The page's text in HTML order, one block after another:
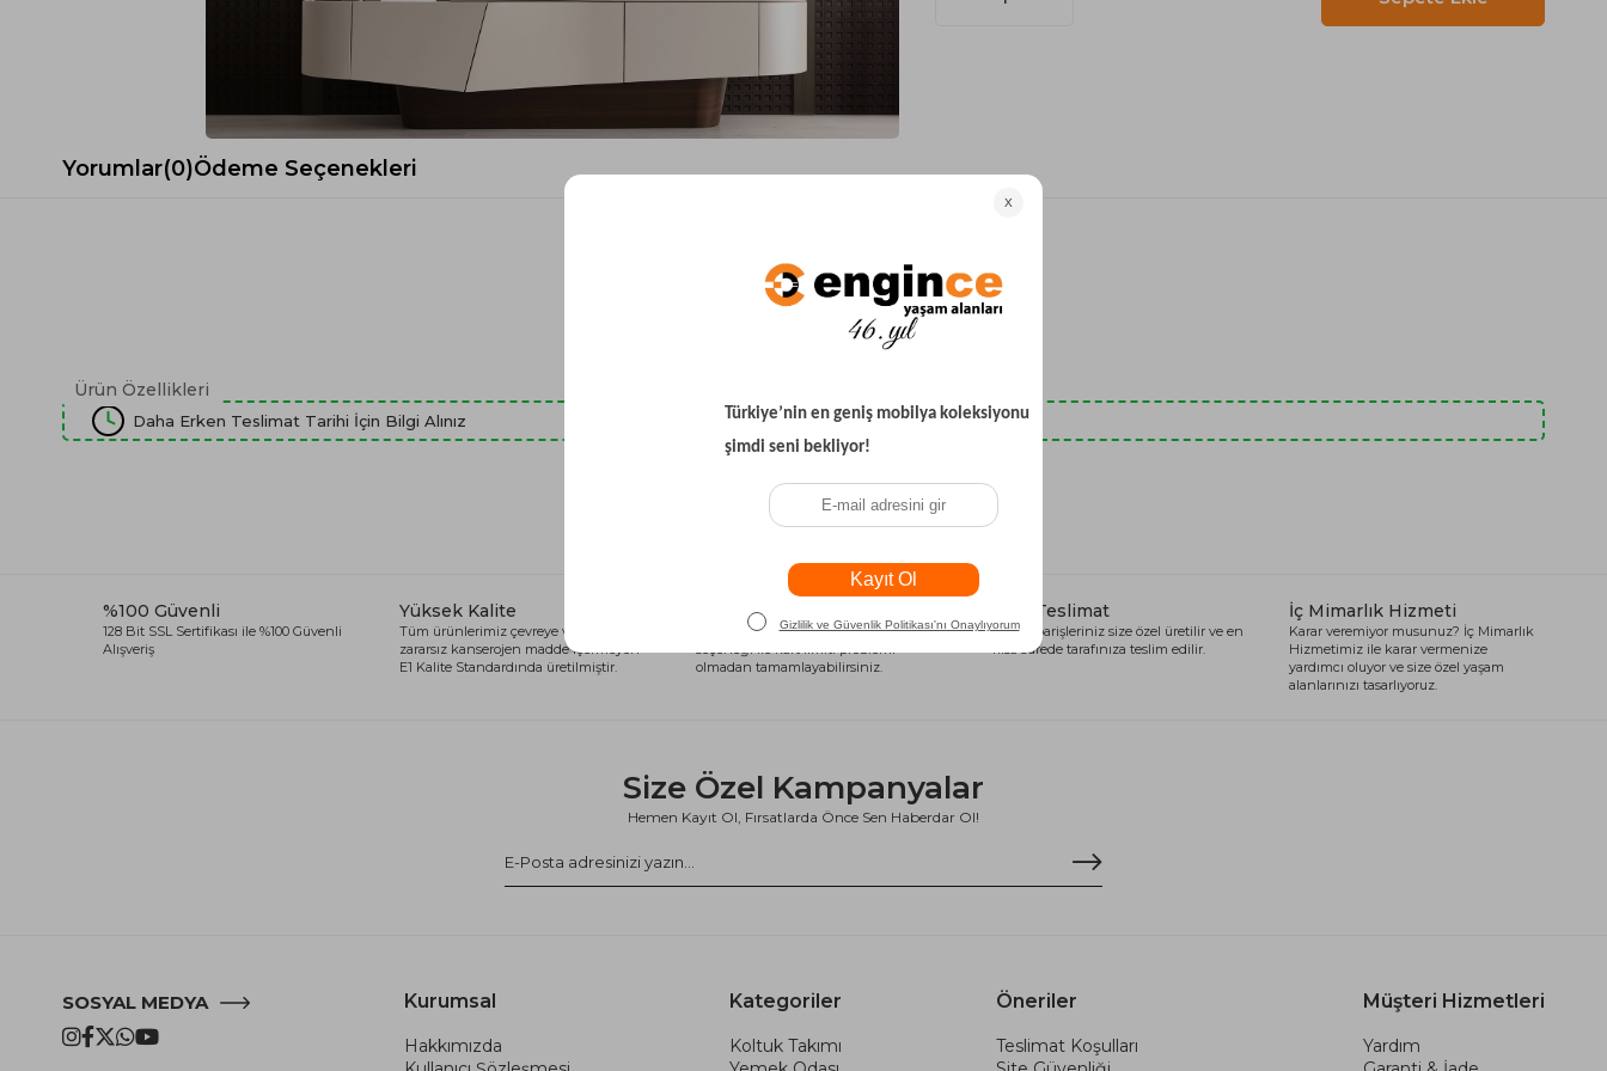
Büro Koltuk Takımı
Ev Tekstili
Beyaz TV Ünitesi
Siyah TV Ünitesi
Şömineli TV Ünitesi
Dresuar
Modern Köşe Koltuk
Ekonomik Köşe Koltuk
Yorumlar(0)Ödeme Seçenekleri
Ürün Özellikleri
Daha Erken Teslimat Tarihi İçin Bilgi Alınız
Son Baktıklarınız
%100 Güvenli
128 Bit SSL Sertifikası ile %100 Güvenli
Alışveriş
Yüksek Kalite
Tüm ürünlerimiz çevreye ve sağlığa
zararsız kanserojen madde içermeyen
E1 Kalite Standardında üretilmiştir.
Alışveriş Kredisi
Siparişlerinizi anında alışveriş kredisi
seçeneği ile kart limiti problemi
olmadan tamamlayabilirsiniz.
Hızlı Teslimat
Tüm siparişleriniz size özel üretilir ve en
kısa sürede tarafınıza teslim edilir.
İç Mimarlık Hizmeti
Karar veremiyor musunuz? İç Mimarlık
Hizmetimiz ile karar vermenize
yardımcı oluyor ve size özel yaşam
alanlarınızı tasarlıyoruz.
Size Özel Kampanyalar
Hemen Kayıt Ol, Fırsatlarda Önce Sen Haberdar Ol!
SOSYAL MEDYA Kurumsal
Hakkımızda
Kategoriler
Koltuk Takımı
Öneriler
Teslimat Koşulları
Müşteri Hizmetleri
Yardım